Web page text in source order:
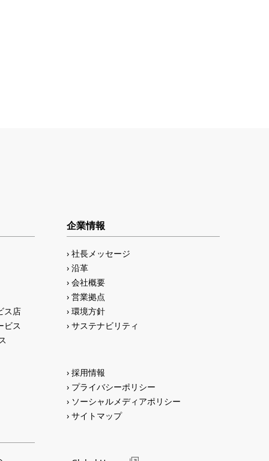
ス店
ビス
企業情報
社長メッセージ
沿革
会社概要
営業拠点
環境方針
サステナビリティ
採用情報
プライバシーポリシー
ソーシャルメディアポリシー
サイトマップ